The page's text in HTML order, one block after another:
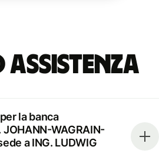
la banca
JOHANN-WAGRAIN-
a ING. LUDWIG